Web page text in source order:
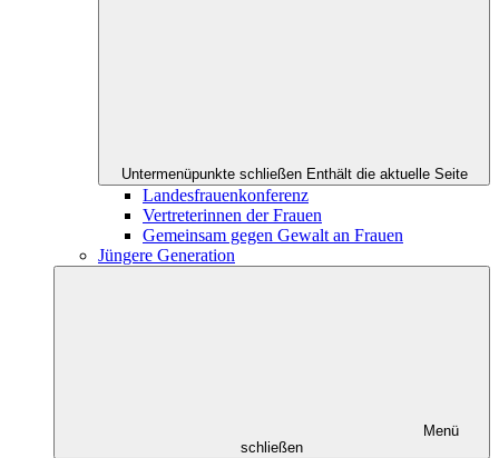
Untermenüpunkte schließen Enthält die aktuelle Seite
Landesfrauenkonferenz
Vertreterinnen der Frauen
Gemeinsam gegen Gewalt an Frauen
Jüngere Generation
Menü
schließen